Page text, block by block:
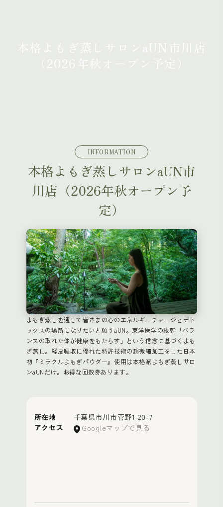
INFORMATION
本格よもぎ蒸しサロンaUN⁨市
川店（2026年秋オープン予
定）
よもぎ蒸しを通して皆さまの心のエネルギーチャージとデト
ックスの場所になりたいと願うaUN。東洋医学の根幹「バラ
ンスの取れた体が健康をもたらす」という信念に基づくよも
ぎ蒸し。経皮吸収に優れた特許技術の超微細加工をした日本
初『ミラクルよもぎパウダー』使用は本格派よもぎ蒸しサロ
ンaUNだけ。お得な回数券あります。
所在地
アクセス
千葉県市川市菅野1-20-7
Googleマップで見る